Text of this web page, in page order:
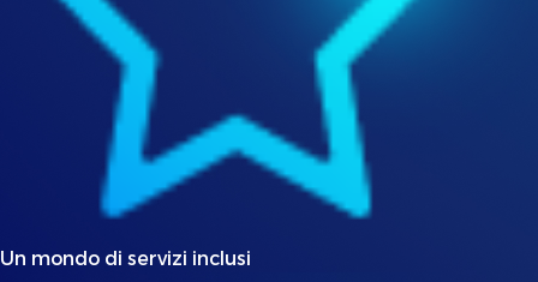
Un mondo di servizi inclusi